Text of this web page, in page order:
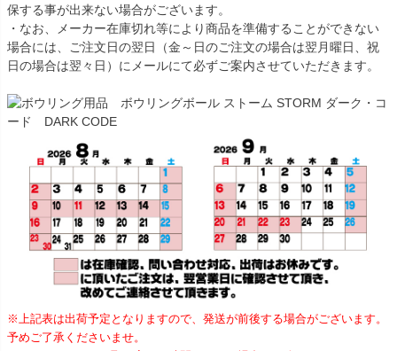
保する事が出来ない場合がございます。
・なお、メーカー在庫切れ等により商品を準備することができない
場合には、ご注文日の翌日（金～日のご注文の場合は翌月曜日、祝
日の場合は翌々日）にメールにて必ずご案内させていただきます。
※上記表は出荷予定となりますので、発送が前後する場合がございます。
予めご了承くださいませ。